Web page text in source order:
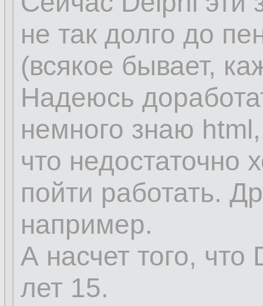
не так долго до
(всякое бывает,
Надеюсь
немного знаю
что недостаточно
пойти работать.
например.
А насчет того,
лет 15.